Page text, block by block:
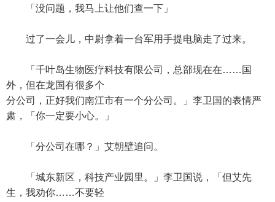
「没问题，我马上让他们查一下」
过了一会儿，中尉拿着一台军用手提电脑走了过来。
「千叶岛生物医疗科技有限公司，总部现在在……国
外，但在龙国有很多个
分公司，正好我们南江市有一个分公司。」李卫国的表情严
肃，「你一定要小心。」
「分公司在哪？」艾朝壁追问。
「城东新区，科技产业园里。」李卫国说，「但艾先
生，我劝你……不要轻